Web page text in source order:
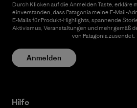
Durch Klicken auf die Anmelden Taste, erkläre
einverstanden, dass Patagonia meine E-Mail-
E-Mails für Produkt-Highlights, spannende
Aktivismus, Veranstaltungen und mehr gemäß
von Patagonia zusendet.
Anmelden
Hilfe